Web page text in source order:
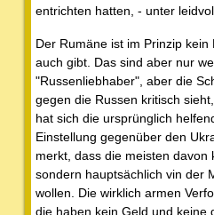
entrichten hatten, - unter
Der Rumäne ist im Prinzip
auch gibt. Das sind aber nur
"Russenliebhaber", aber die
gegen die Russen kritisch
hat sich die ursprünglich
Einstellung gegenüber den
merkt, dass die meisten davon
sondern hauptsächlich vin der
wollen. Die wirklich armen
die haben kein Geld und keine